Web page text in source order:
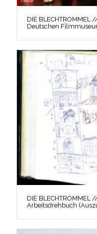
DIE
Deutschen
DIE
Arbeitsdrehbuch